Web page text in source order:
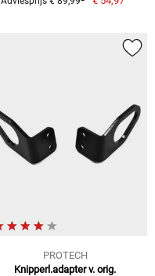
PROTECH
Knipperl.adapter v. orig.